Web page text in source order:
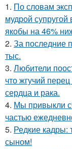
1. По словам
мудрой супругой
якобы на 46%
2. За последние
тыс.
3. Любители
что жгучий
сердца и рака.
4. Мы привыкли
частью
5. Редкие кадры:
сыном!